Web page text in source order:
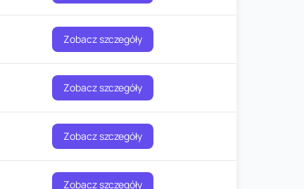
Zobacz szczegóły
Zobacz szczegóły
Zobacz szczegóły
Zobacz szczegóły